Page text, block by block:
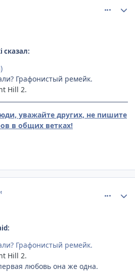
сказал:
Графонистый ремейк.
Hill 2.
уважайте других, не пишите
в общих ветках!
Графонистый ремейк.
Hill 2.
любовь она же одна.